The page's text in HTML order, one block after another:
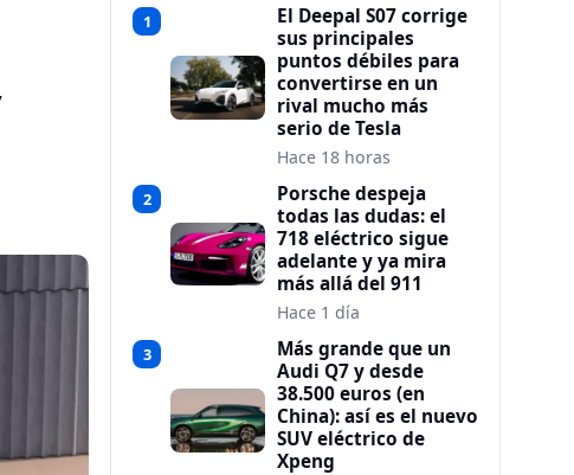
1
El Deepal S07 corrige
sus principales
puntos débiles para
convertirse en un
rival mucho más
serio de Tesla
Hace 18 horas
2
Porsche despeja
todas las dudas: el
718 eléctrico sigue
adelante y ya mira
más allá del 911
Hace 1 día
3
Más grande que un
Audi Q7 y desde
38.500 euros (en
China): así es el nuevo
SUV eléctrico de
Xpeng